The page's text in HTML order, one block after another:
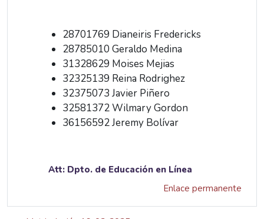
28701769 Dianeiris Fredericks
28785010 Geraldo Medina
31328629 Moises Mejias
32325139 Reina Rodrighez
32375073 Javier Piñero
32581372 Wilmary Gordon
36156592 Jeremy Bolívar
Att: Dpto. de Educación en Línea
Enlace permanente